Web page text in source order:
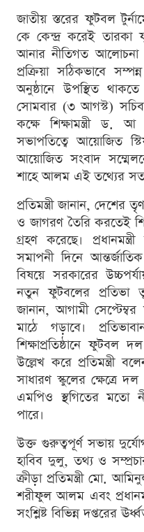
জাতীয় স্তরের ফুটবল
কে কেন্দ্র করেই তারকা
আনার নীতিগত আলোচনা
প্রক্রিয়া সঠিকভাবে
অনুষ্ঠানে উপস্থিত
সোমবার (৩ আগস্ট)
কক্ষে শিক্ষামন্ত্রী
সভাপতিত্বে আয়োজিত
আয়োজিত সংবাদ সম্মেলনে
শাহে আলম এই তথ্যের
প্রতিমন্ত্রী জানান, দেশের
ও জাগরণ তৈরি করতেই
গ্রহণ করেছে।
সমাপনী দিনে
বিষয়ে সরকারের
নতুন ফুটবলের প্রতিভা
জানান, আগামী সেপ্টেম্বর
মাঠে গড়াবে।
শিক্ষাপ্রতিষ্ঠানে
উল্লেখ করে প্রতিমন্ত্রী
সাধারণ স্কুলের ক্ষেত্রে
এমপিও স্থগিতের মতো
পারে।
উক্ত গুরুত্বপূর্ণ সভায়
হাবিব দুলু, তথ্য ও
ক্রীড়া প্রতিমন্ত্রী মো.
শরীফুল আলম এবং
সংশ্লিষ্ট বিভিন্ন দপ্তরের